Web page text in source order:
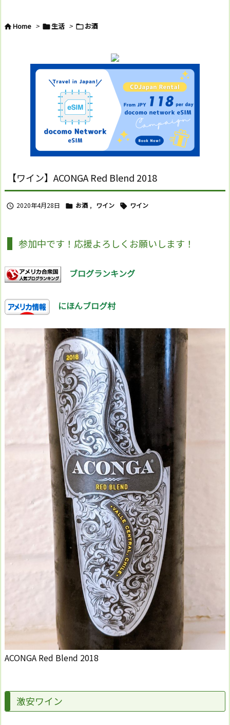
Home > 生活 > お酒
【ワイン】ACONGA Red Blend 2018
 2020年4月28日  お酒 , ワイン  ワイン
参加中です！応援よろしくお願いします！
ブログランキング
にほんブログ村
ACONGA Red Blend 2018
激安ワイン